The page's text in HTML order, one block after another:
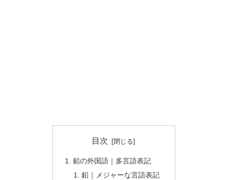
目次
鉛の外国語｜多言語表記
鉛｜メジャーな言語表記